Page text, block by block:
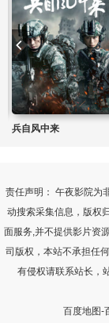
兵自风中来
责任声明： 午夜影院为
动搜索采集信息，版权
面服务,并不提供影片资
司版权，本站不承担任
有侵权请联系站长，
百度地图-